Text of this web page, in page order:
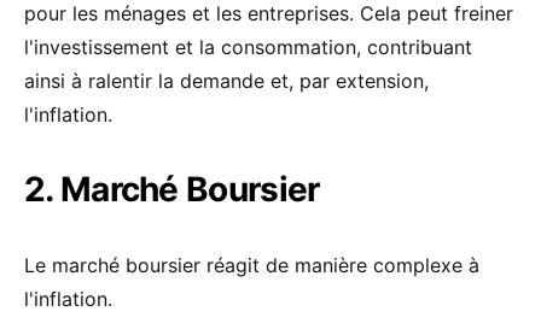
pour les ménages et les entreprises. Cela peut freiner
l'investissement et la consommation, contribuant
ainsi à ralentir la demande et, par extension,
l'inflation.
2. Marché Boursier
Le marché boursier réagit de manière complexe à
l'inflation.